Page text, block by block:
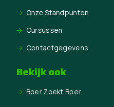
Onze Standpunten
Cursussen
Contactgegevens
Bekijk ook
Boer Zoekt Boer